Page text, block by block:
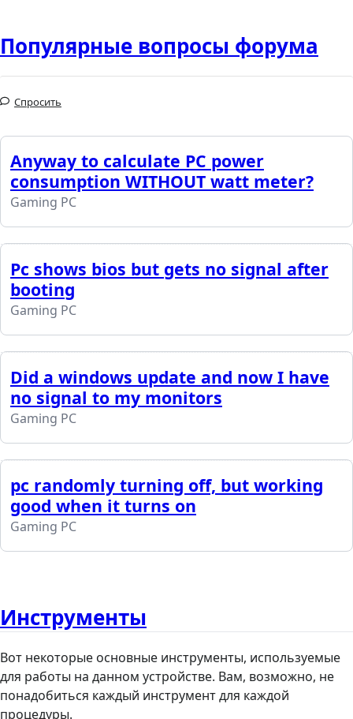
Популярные вопросы форума
Спросить
Anyway to calculate PC power
consumption WITHOUT watt meter?
Gaming PC
Pc shows bios but gets no signal after
booting
Gaming PC
Did a windows update and now I have
no signal to my monitors
Gaming PC
pc randomly turning off, but working
good when it turns on
Gaming PC
Инструменты
Вот некоторые основные инструменты, используемые
для работы на данном устройстве. Вам, возможно, не
понадобиться каждый инструмент для каждой
процедуры.